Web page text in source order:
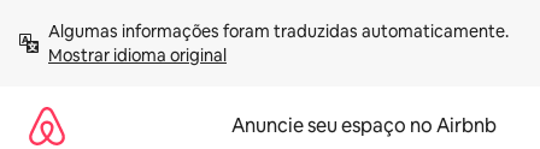
para
Mostrar idioma original
Anuncie seu espaço no Airbnb